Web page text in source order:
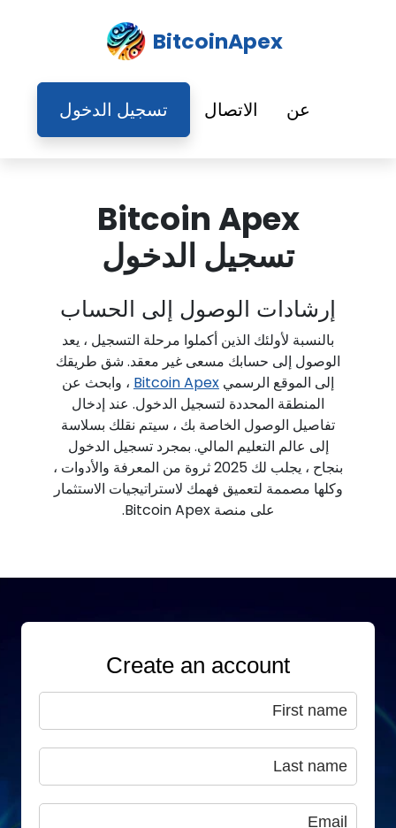
BitcoinApex
عن الاتصال تسجيل الدخول
Bitcoin Apex
تسجيل الدخول
إرشادات الوصول إلى الحساب
بالنسبة لأولئك الذين أكملوا مرحلة التسجيل ، يعد
الوصول إلى حسابك مسعى غير معقد. شق طريقك
إلى الموقع الرسمي Bitcoin Apex ، وابحث عن
المنطقة المحددة لتسجيل الدخول. عند إدخال
تفاصيل الوصول الخاصة بك ، سيتم نقلك بسلاسة
إلى عالم التعليم المالي. بمجرد تسجيل الدخول
بنجاح ، يجلب لك 2025 ثروة من المعرفة والأدوات ،
وكلها مصممة لتعميق فهمك لاستراتيجيات الاستثمار
على منصة Bitcoin Apex.